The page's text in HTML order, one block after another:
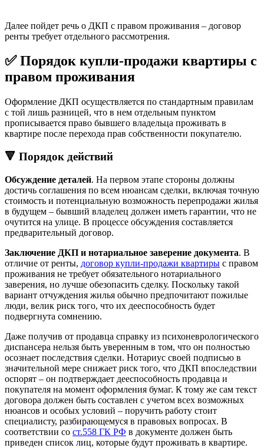
Далее пойдет речь о ДКП с правом проживания – договор
ренты требует отдельного рассмотрения.
✅ Порядок купли-продажи квартиры с
правом проживания
Оформление ДКП осуществляется по стандартным правилам
с той лишь разницей, что в нем отдельным пунктом
прописывается право бывшего владельца проживать в
квартире после перехода прав собственности покупателю.
🔻 Порядок действий
Обсуждение деталей. На первом этапе стороны должны
достичь соглашения по всем нюансам сделки, включая точную
стоимость и потенциальную возможность перепродажи жилья
в будущем – бывший владелец должен иметь гарантии, что не
очутится на улице. В процессе обсуждения составляется
предварительный договор.
Заключение ДКП и нотариальное заверение документа. В
отличие от ренты, договор купли-продажи квартиры с правом
проживания не требует обязательного нотариального
заверения, но лучше обезопасить сделку. Поскольку такой
вариант отчуждения жилья обычно предпочитают пожилые
люди, велик риск того, что их дееспособность будет
подвергнута сомнению.
Даже получив от продавца справку из психоневрологического
диспансера нельзя быть уверенным в том, что он полностью
осознает последствия сделки. Нотариус своей подписью в
значительной мере снижает риск того, что ДКП впоследствии
оспорят – он подтверждает дееспособность продавца и
покупателя на момент оформления бумаг. К тому же сам текст
договора должен быть составлен с учетом всех возможных
нюансов и особых условий – поручить работу стоит
специалисту, разбирающемуся в правовых вопросах. В
соответствии со ст.558 ГК РФ в документе должен быть
приведен список лиц, которые будут проживать в квартире.